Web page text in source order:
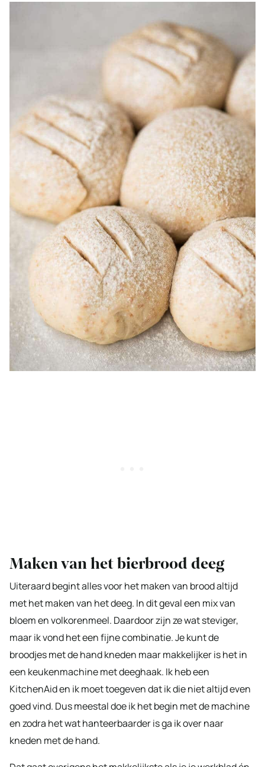
Maken van het bierbrood deeg
Uiteraard begint alles voor het maken van brood altijd
met het maken van het deeg. In dit geval een mix van
bloem en volkorenmeel. Daardoor zijn ze wat steviger,
maar ik vond het een fijne combinatie. Je kunt de
broodjes met de hand kneden maar makkelijker is het in
een keukenmachine met deeghaak. Ik heb een
KitchenAid en ik moet toegeven dat ik die niet altijd even
goed vind. Dus meestal doe ik het begin met de machine
en zodra het wat hanteerbaarder is ga ik over naar
kneden met de hand.